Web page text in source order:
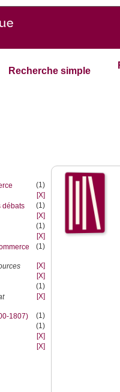
Recherche simple
(1)
[X]
débats
(1)
[X]
(1)
[X]
(1)
[X]
[X]
(1)
[X]
1807)
(1)
(1)
[X]
[X]